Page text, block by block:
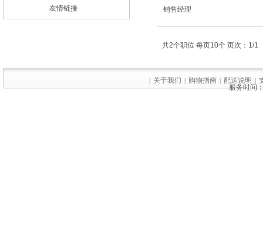
友情链接 销售经理
共2个职位 每页10个 页次：1/1
服务时间
| 关于我们 | 购物指南 | 配送说明 |